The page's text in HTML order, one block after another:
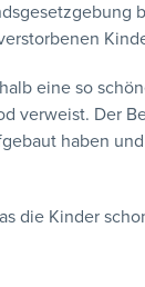
eine so
verweist. Der
haben
die Kinder